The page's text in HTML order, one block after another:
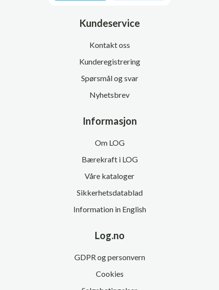
Kundeservice
Kontakt oss
Kunderegistrering
Spørsmål og svar
Nyhetsbrev
Informasjon
Om LOG
Bærekraft i LOG
Våre kataloger
Sikkerhetsdatablad
Information in English
Log.no
GDPR og personvern
Cookies